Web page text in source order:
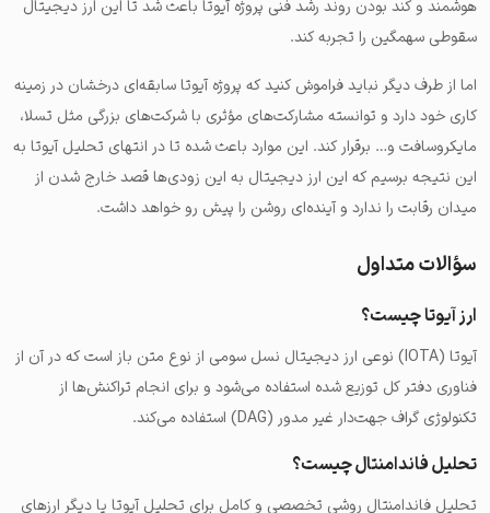
هوشمند و کند بودن روند رشد فنی پروژه آیوتا باعث شد تا این ارز دیجیتال
سقوطی سهمگین را تجربه کند.
اما از طرف دیگر نباید فراموش کنید که پروژه آیوتا سابقه‌ای درخشان در زمینه
کاری خود دارد و توانسته مشارکت‌های مؤثری با شرکت‌های بزرگی مثل تسلا،
مایکروسافت و… برقرار کند. این موارد باعث شده تا در انتهای تحلیل آیوتا به
این نتیجه برسیم که این ارز دیجیتال به این زودی‌ها قصد خارج شدن از
میدان رقابت را ندارد و آینده‌ای روشن را پیش رو خواهد داشت.
سؤالات متداول
ارز آیوتا چیست؟
آیوتا (IOTA) نوعی ارز دیجیتال نسل سومی از نوع متن باز است که در آن از
فناوری دفتر کل توزیع شده استفاده می‌شود و برای انجام تراکنش‌ها از
تکنولوژی گراف جهت‌دار غیر مدور (DAG) استفاده می‌کند.
تحلیل فاندامنتال چیست؟
تحلیل فاندامنتال روشی تخصصی و کامل برای تحلیل آیوتا یا دیگر ارزهای